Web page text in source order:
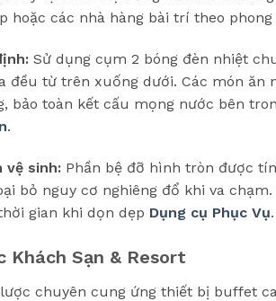
các nhà hàng bài trí theo phong
Sử dụng cụm 2 bóng đèn nhiệt
từ trên xuống dưới. Các món ăn
toàn kết cấu mọng nước bên
.
vệ sinh:Phần bệ đỡ hình tròn được
bỏ nguy cơ nghiêng đổ khi va
gian khi dọn dẹp Dụng cụ Phục Vụ.
Khách Sạn & Resort
chuyên cung ứng thiết bị buffet